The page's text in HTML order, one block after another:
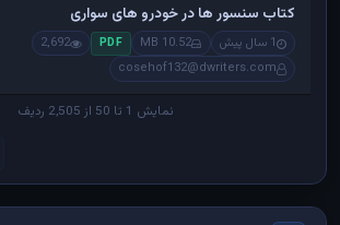
کتاب سنسور ها در خودرو های سواری
1 سال پیش 10.52 MB
PDF
2,692
cosehof132@dwriters.com
نمایش 1 تا 50 از 2,505 ردیف